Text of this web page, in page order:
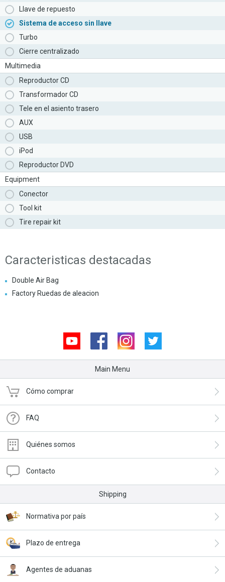
Llave de repuesto
Sistema de acceso sin llave
Turbo
Cierre centralizado
Multimedia
Reproductor CD
Transformador CD
Tele en el asiento trasero
AUX
USB
iPod
Reproductor DVD
Equipment
Conector
Tool kit
Tire repair kit
Caracteristicas destacadas
Double Air Bag
Factory Ruedas de aleacion
Youtube Facebook Instagram
Main Menu
Cómo comprar
FAQ
Quiénes somos
Contacto
Shipping
Normativa por país
Plazo de entrega
Agentes de aduanas